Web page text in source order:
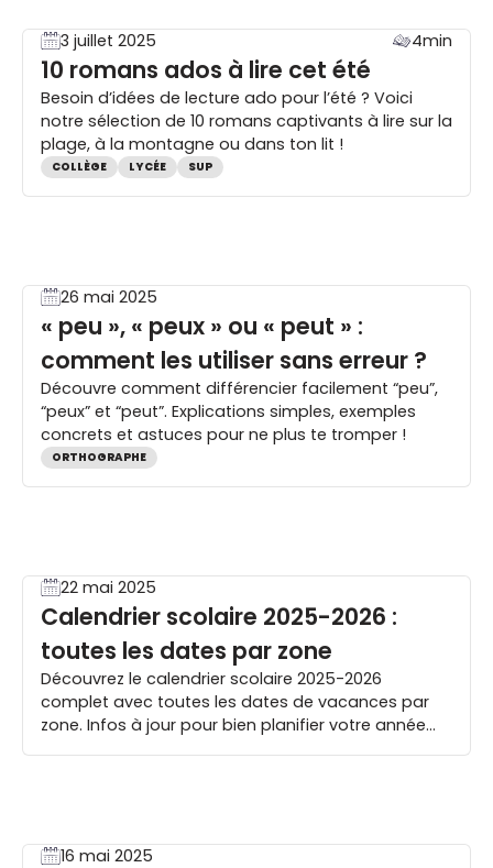
3 juillet 2025 4min
10 romans ados à lire cet été
Besoin d’idées de lecture ado pour l’été ? Voici
notre sélection de 10 romans captivants à lire sur la
plage, à la montagne ou dans ton lit !
COLLÈGE LYCÉE SUP
26 mai 2025
« peu », « peux » ou « peut » :
comment les utiliser sans erreur ?
Découvre comment différencier facilement “peu”,
“peux” et “peut”. Explications simples, exemples
concrets et astuces pour ne plus te tromper !
ORTHOGRAPHE
22 mai 2025
Calendrier scolaire 2025-2026 :
toutes les dates par zone
Découvrez le calendrier scolaire 2025-2026
complet avec toutes les dates de vacances par
zone. Infos à jour pour bien planifier votre année
16 mai 2025